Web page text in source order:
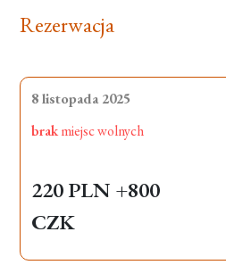
Rezerwacja
8 listopada 2025
brakmiejsc wolnych
220 PLN +800
CZK